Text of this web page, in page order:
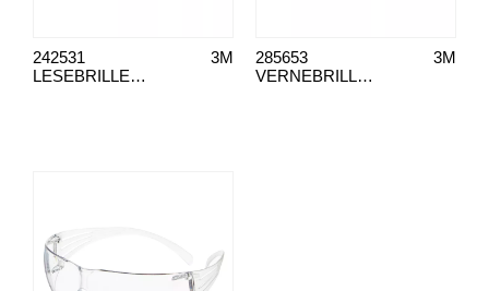
LESEBRILLER SF420 TRANSPARENT LINSE +2,0
3M
242531
VERNEBRILLER 2890
3M
285653